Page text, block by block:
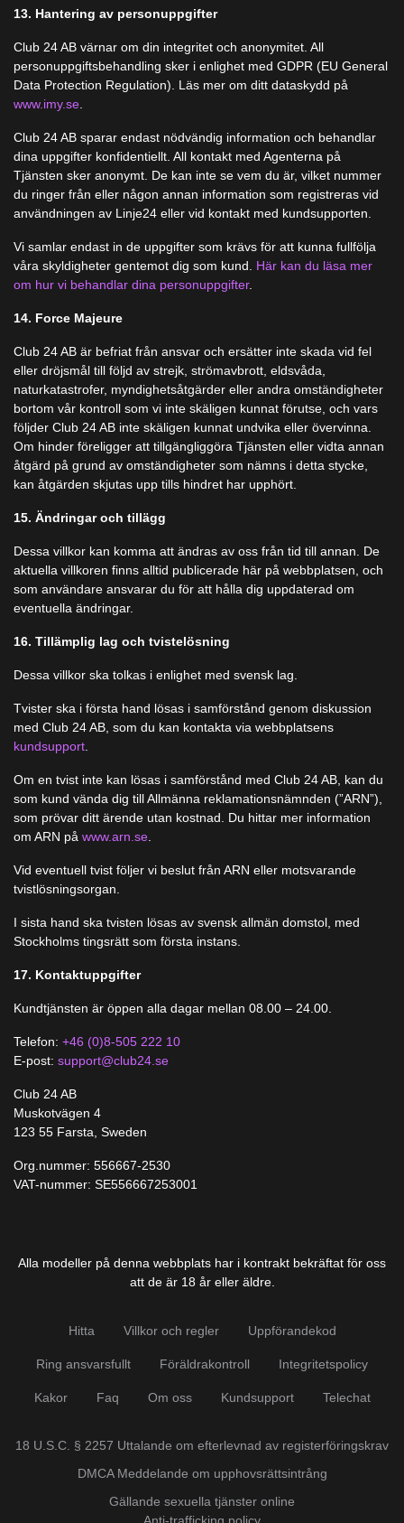
13. Hantering av personuppgifter
Club 24 AB värnar om din integritet och anonymitet. All
personuppgiftsbehandling sker i enlighet med GDPR (EU General
Data Protection Regulation). Läs mer om ditt dataskydd på
www.imy.se
Club 24 AB sparar endast nödvändig information och behandlar
dina uppgifter konfidentiellt. All kontakt med Agenterna på
Tjänsten sker anonymt. De kan inte se vem du är, vilket nummer
du ringer från eller någon annan information som registreras vid
användningen av Linje24 eller vid kontakt med kundsupporten.
Vi samlar endast in de uppgifter som krävs för att kunna fullfölja
våra skyldigheter gentemot dig som kund. Här kan du läsa mer
om hur vi behandlar dina personuppgifter.
14. Force Majeure
Club 24 AB är befriat från ansvar och ersätter inte skada vid fel
eller dröjsmål till följd av strejk, strömavbrott, eldsvåda,
naturkatastrofer, myndighetsåtgärder eller andra omständigheter
bortom vår kontroll som vi inte skäligen kunnat förutse, och vars
följder Club 24 AB inte skäligen kunnat undvika eller övervinna.
Om hinder föreligger att tillgängliggöra Tjänsten eller vidta annan
åtgärd på grund av omständigheter som nämns i detta stycke,
kan åtgärden skjutas upp tills hindret har upphört.
15. Ändringar och tillägg
Dessa villkor kan komma att ändras av oss från tid till annan. De
aktuella villkoren finns alltid publicerade här på webbplatsen, och
som användare ansvarar du för att hålla dig uppdaterad om
eventuella ändringar.
16. Tillämplig lag och tvistelösning
Dessa villkor ska tolkas i enlighet med svensk lag.
Tvister ska i första hand lösas i samförstånd genom diskussion
med Club 24 AB, som du kan kontakta via webbplatsens
kundsupport
Om en tvist inte kan lösas i samförstånd med Club 24 AB, kan du
som kund vända dig till Allmänna reklamationsnämnden (”ARN”),
som prövar ditt ärende utan kostnad. Du hittar mer information
om ARN på www.arn.se
Vid eventuell tvist följer vi beslut från ARN eller motsvarande
tvistlösningsorgan.
I sista hand ska tvisten lösas av svensk allmän domstol, med
Stockholms tingsrätt som första instans.
17. Kontaktuppgifter
Kundtjänsten är öppen alla dagar mellan 08.00 – 24.00.
Telefon: +46 (0)8-505 222 10
E-post: support@club24.se
Club 24 AB
Muskotvägen 4
123 55 Farsta, Sweden
Org.nummer: 556667-2530
VAT-nummer: SE556667253001
Alla modeller på denna webbplats har i kontrakt bekräftat för oss
att de är 18 år eller äldre.
Hitta Villkor och regler Uppförandekod
Ring ansvarsfullt Föräldrakontroll Integritetspolicy
Kakor Faq Om oss Kundsupport Telechat
18 U.S.C. § 2257 Uttalande om efterlevnad av registerföringskrav
DMCA Meddelande om upphovsrättsintrång
Gällande sexuella tjänster online